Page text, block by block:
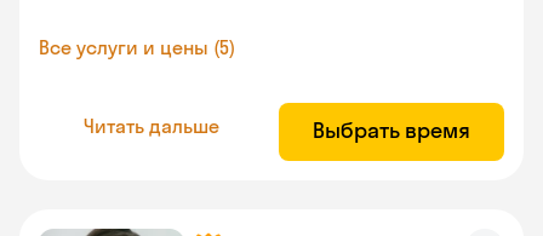
Все услуги и цены (5)
Читать дальше Выбрать время